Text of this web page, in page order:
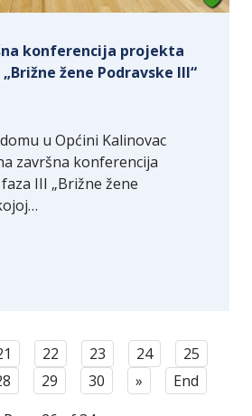
konferencija projekta
žene Podravske III“
u Općini Kalinovac
završna konferencija
III „Brižne žene
22 23 24
25
29 30 »
End